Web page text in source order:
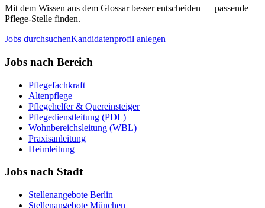
Mit dem Wissen aus dem Glossar besser entscheiden — passende
Pflege-Stelle finden.
Jobs durchsuchenKandidatenprofil anlegen
Jobs nach Bereich
Pflegefachkraft
Altenpflege
Pflegehelfer & Quereinsteiger
Pflegedienstleitung (PDL)
Wohnbereichsleitung (WBL)
Praxisanleitung
Heimleitung
Jobs nach Stadt
Stellenangebote Berlin
Stellenangebote München